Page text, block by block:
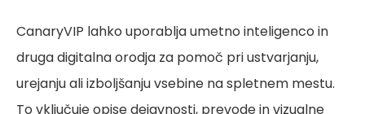
CanaryVIP lahko uporablja umetno inteligenco in
druga digitalna orodja za pomoč pri ustvarjanju,
urejanju ali izboljšanju vsebine na spletnem mestu.
To vključuje opise dejavnosti, prevode in vizualne